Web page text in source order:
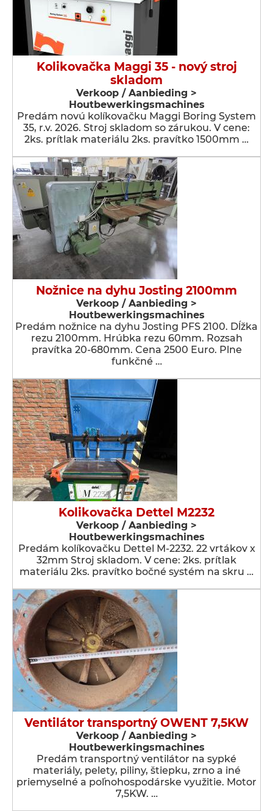
Kolikovačka Maggi 35 - nový stroj
skladom
Verkoop / Aanbieding >
Houtbewerkingsmachines
Predám novú kolíkovačku Maggi Boring System
35, r.v. 2026. Stroj skladom so zárukou. V cene:
2ks. prítlak materiálu 2ks. pravítko 1500mm …
Nožnice na dyhu Josting 2100mm
Verkoop / Aanbieding >
Houtbewerkingsmachines
Predám nožnice na dyhu Josting PFS 2100. Dĺžka
rezu 2100mm. Hrúbka rezu 60mm. Rozsah
pravítka 20-680mm. Cena 2500 Euro. Plne
funkčné …
Kolikovačka Dettel M2232
Verkoop / Aanbieding >
Houtbewerkingsmachines
Predám kolíkovačku Dettel M-2232. 22 vrtákov x
32mm Stroj skladom. V cene: 2ks. prítlak
materiálu 2ks. pravítko bočné systém na skru …
Ventilátor transportný OWENT 7,5KW
Verkoop / Aanbieding >
Houtbewerkingsmachines
Predám transportný ventilátor na sypké
materiály, pelety, piliny, štiepku, zrno a iné
priemyselné a poľnohospodárske využitie. Motor
7,5KW. …